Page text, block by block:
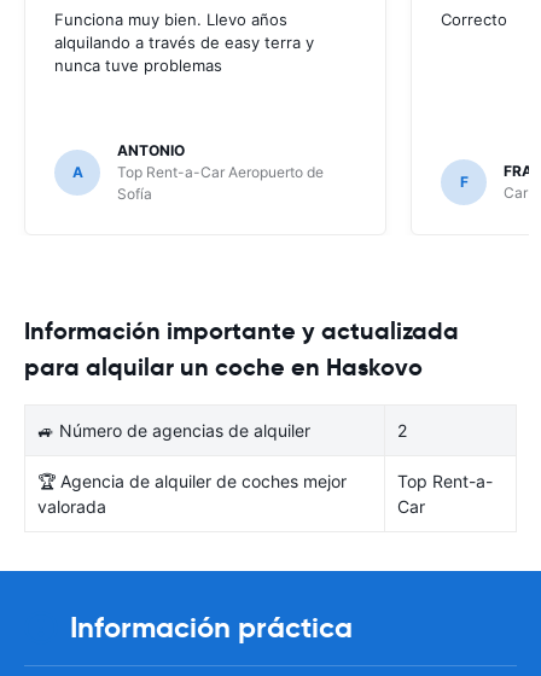
Funciona muy bien. Llevo años
alquilando a través de easy terra y
nunca tuve problemas
A
ANTONIO
Top Rent-a-Car Aeropuerto de
Sofía
Correcto
F
Información importante y actualizada
para alquilar un coche en Haskovo
🚙 Número de agencias de alquiler 2
🏆 Agencia de alquiler de coches mejor
valorada
Top Rent-a-
Car
Información práctica